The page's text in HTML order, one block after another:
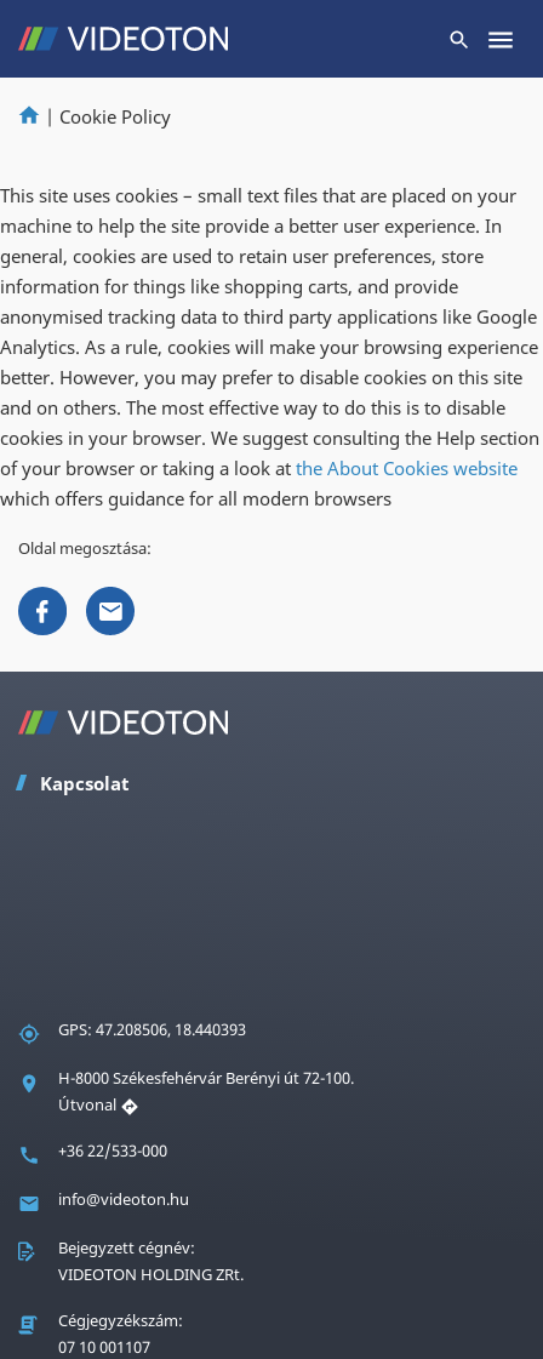
| Cookie Policy
This site uses cookies – small text files that are placed on your
machine to help the site provide a better user experience. In
general, cookies are used to retain user preferences, store
information for things like shopping carts, and provide
anonymised tracking data to third party applications like Google
Analytics. As a rule, cookies will make your browsing experience
better. However, you may prefer to disable cookies on this site
and on others. The most effective way to do this is to disable
cookies in your browser. We suggest consulting the Help section
of your browser or taking a look at the About Cookies website
which offers guidance for all modern browsers
Oldal megosztása:
Kapcsolat
GPS: 47.208506, 18.440393
H-8000 Székesfehérvár Berényi út 72-100.
Útvonal
+36 22/533-000
info@videoton.hu
Bejegyzett cégnév:
VIDEOTON HOLDING ZRt.
Cégjegyzékszám:
07 10 001107